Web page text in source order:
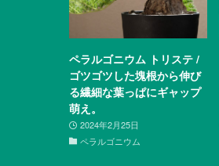
ペラルゴニウム トリステ /
ゴツゴツした塊根から伸び
る繊細な葉っぱにギャップ
萌え。
2024年2月25日
ペラルゴニウム